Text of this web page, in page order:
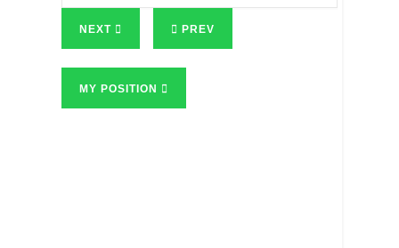
NEXT PREV
MY POSITION